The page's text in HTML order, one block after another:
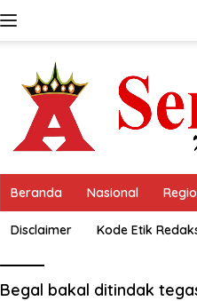
Beranda Nasional
Disclaimer Kode Etik
Begal bakal ditindak